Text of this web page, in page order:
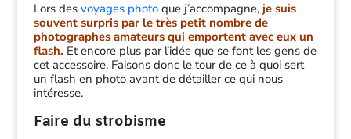
Lors des voyages photoque j’accompagne,je suis
souvent surpris par le très petit nombre de
photographes amateurs qui emportent avec eux un
flash. Et encore plus par l’idée que se font les gens de
cet accessoire. Faisons donc le tour de ce à quoi sert
un flash en photo avant de détailler ce qui nous
intéresse.
Faire du strobisme